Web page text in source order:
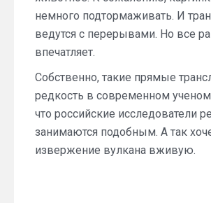
немного подтормаживать. И
ведутся с перерывами. Но все
впечатляет.
Собственно, такие прямые
редкость в современном
что российские исследователи
занимаются подобным. А так
извержение вулкана вживую.